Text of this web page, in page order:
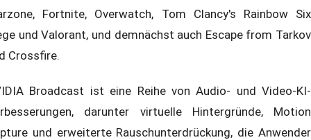
Fortnite, Overwatch, Tom Clancy's Rainbow Six
und Valorant, und demnächst auch Escape from Tarkov
Crossfire.
Broadcast ist eine Reihe von Audio- und Video-KI-
darunter virtuelle Hintergründe, Motion
und erweiterte Rauschunterdrückung, die Anwender